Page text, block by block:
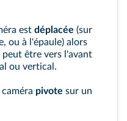
est déplacée (sur
ou à l'épaule) alors
être vers l'avant
ou vertical.
caméra pivote sur un